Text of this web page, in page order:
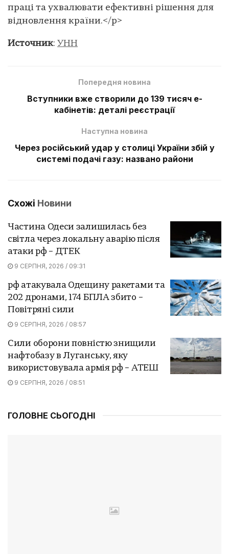
праці та ухвалювати ефективні рішення для
відновлення країни.</p>
Источник: УНН
Попередня новина
Вступники вже створили до 139 тисяч е-
кабінетів: деталі реєстрації
Наступна новина
Через російський удар у столиці України збій у
системі подачі газу: названо райони
Схожі Новини
Частина Одеси залишилась без
світла через локальну аварію після
атаки рф – ДТЕК
9 СЕРПНЯ, 2026 / 09:31
рф атакувала Одещину ракетами та
202 дронами, 174 БПЛА збито –
Повітряні сили
9 СЕРПНЯ, 2026 / 08:57
Сили оборони повністю знищили
нафтобазу в Луганську, яку
використовувала армія рф – АТЕШ
9 СЕРПНЯ, 2026 / 08:51
ГОЛОВНЕ СЬОГОДНІ